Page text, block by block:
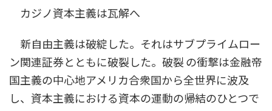
カジノ資本主義は瓦解へ
新自由主義は破綻した。それはサブプライムロー
ン関連証券とともに破裂した。破裂 の衝撃は金融帝
国主義の中心地アメリカ合衆国から全世界に波及
し、資本主義における資本の運動の帰結のひとつで